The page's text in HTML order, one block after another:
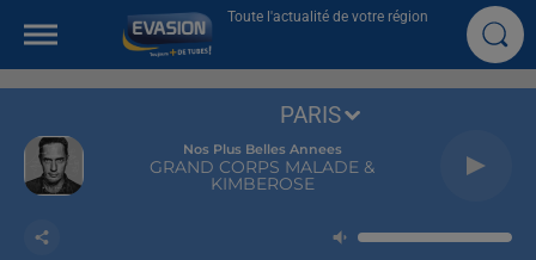
Toute l'actualité de votre région
Nos Plus Belles Annees
GRAND CORPS MALADE &
KIMBEROSE
PARIS